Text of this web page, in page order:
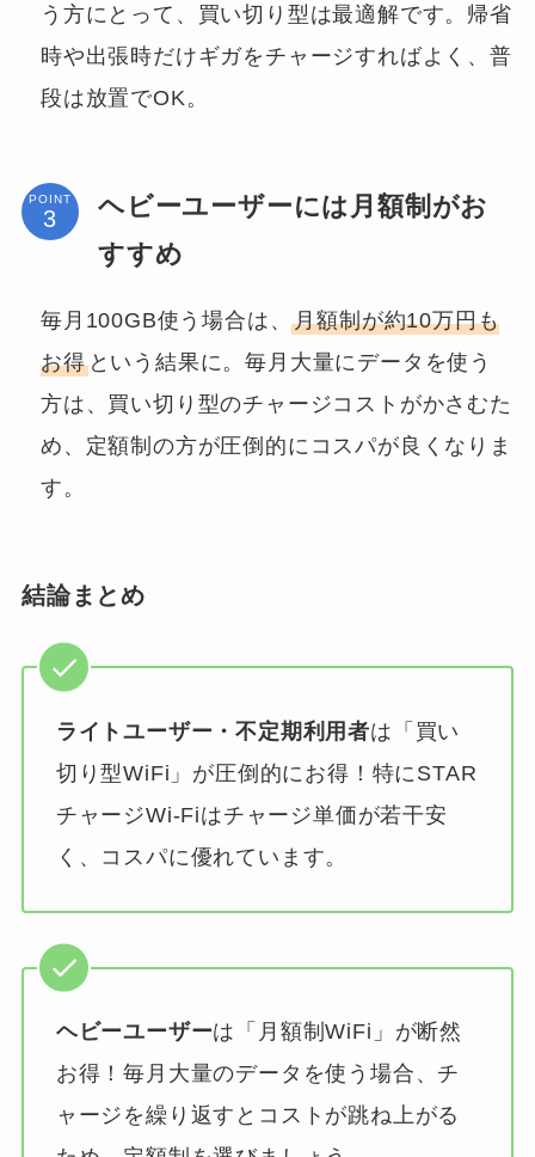
う方にとって、買い切り型は最適解です。帰省
時や出張時だけギガをチャージすればよく、普
段は放置でOK。
POINT
ヘビーユーザーには月額制がお
すすめ
毎月100GB使う場合は、月額制が約10万円も
お得という結果に。毎月大量にデータを使う
方は、買い切り型のチャージコストがかさむた
め、定額制の方が圧倒的にコスパが良くなりま
す。
結論まとめ
ライトユーザー・不定期利用者は「買い
切り型WiFi」が圧倒的にお得！特にSTAR
チャージWi-Fiはチャージ単価が若干安
く、コスパに優れています。
ヘビーユーザーは「月額制WiFi」が断然
お得！毎月大量のデータを使う場合、チ
ャージを繰り返すとコストが跳ね上がる